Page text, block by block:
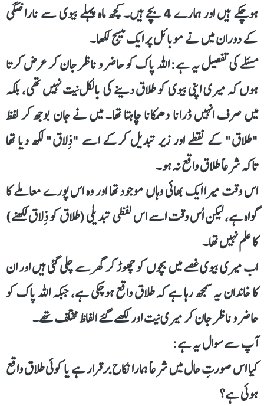
ہوچکے ہیں اور ہمارے 4 بچے ہیں۔ کچھ ماہ پہلے بیوی سے ناراضگی
کے دوران میں نے موبائل پر ایک میسج لکھا۔
مسئلے کی تفصیل یہ ہے: اللہ پاک کو حاضر و ناظر جان کر عرض کرتا
ہوں کہ میری اپنی بیوی کو طلاق دینے کی بالکل نیت نہیں تھی، بلکہ
میں صرف انہیں ڈرانا دھمکانا چاہتا تھا۔ میں نے جان بوجھ کر لفظ
"طلاق" کے نقطے اور زیر تبدیل کرکے اسے "ذِلاق" لکھ دیا تھا
تاکہ شرعاً طلاق واقع نہ ہو۔
اس وقت میرا ایک بھائی وہاں موجود تھا اور وہ اس پورے معاملے کا
گواہ ہے، لیکن اُس وقت اسے اس لفظی تبدیلی (طلاق کو ذِلاق لکھنے)
کا علم نہیں تھا۔
اب میری بیوی غصے میں بچوں کو چھوڑ کر گھر سے چلی گئی ہیں اور ان
کا خاندان یہ سمجھ رہا ہے کہ طلاق واقع ہوچکی ہے، جبکہ اللہ پاک کو
حاضر و ناظر جان کر میری نیت اور لکھے گئے الفاظ مختلف تھے۔
آپ سے سوال یہ ہے:
کیا اس صورتِ حال میں شرعاً ہمارا نکاح برقرار ہے یا کوئی طلاق واقع
ہوئی ہے؟